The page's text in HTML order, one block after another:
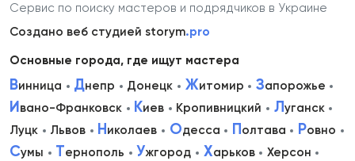
Сервис по поиску мастеров и подрядчиков в Украине
Создано веб студией storym.pro
Основные города, где ищут мастера
Винница Днепр Донецк Житомир Запорожье
Ивано-Франковск Киев Кропивницкий Луганск
Луцк
Львов Николаев Одесса Полтава Ровно
Сумы Тернополь Ужгород Харьков
Херсон